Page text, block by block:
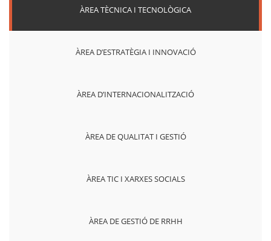
ÀREA TÈCNICA I TECNOLÒGICA
ÀREA D’ESTRATÈGIA I INNOVACIÓ
ÀREA D’INTERNACIONALITZACIÓ
ÀREA DE QUALITAT I GESTIÓ
ÀREA TIC I XARXES SOCIALS
ÀREA DE GESTIÓ DE RRHH